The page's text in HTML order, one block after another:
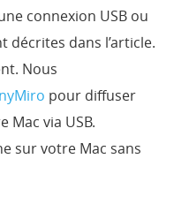
connexion USB ou
décrites dans l’article.
Nous
pour diffuser
Mac via USB.
sur votre Mac sans